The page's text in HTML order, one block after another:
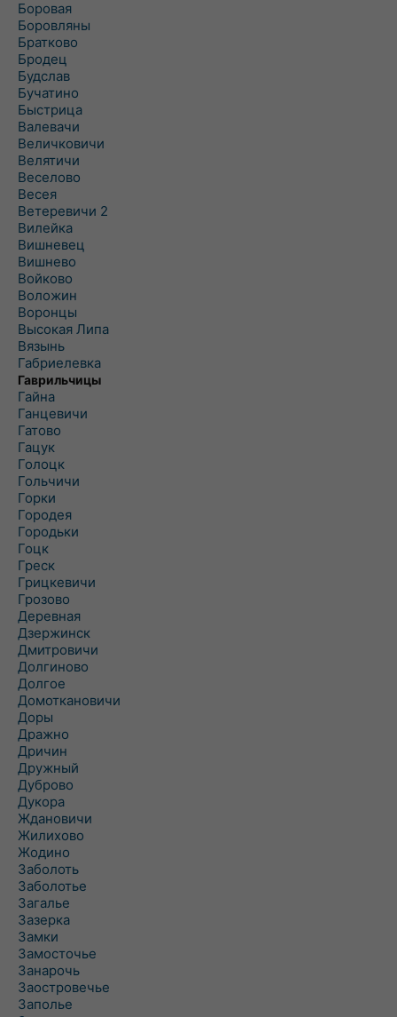
Боровая
Боровляны
Братково
Бродец
Будслав
Бучатино
Быстрица
Валевачи
Величковичи
Велятичи
Веселово
Весея
Ветеревичи 2
Вилейка
Вишневец
Вишнево
Войково
Воложин
Воронцы
Высокая Липа
Вязынь
Габриелевка
Гаврильчицы
Гайна
Ганцевичи
Гатово
Гацук
Голоцк
Гольчичи
Горки
Городея
Городьки
Гоцк
Греск
Грицкевичи
Грозово
Деревная
Дзержинск
Дмитровичи
Долгиново
Долгое
Домоткановичи
Доры
Дражно
Дричин
Дружный
Дуброво
Дукора
Ждановичи
Жилихово
Жодино
Заболоть
Заболотье
Загалье
Зазерка
Замки
Замосточье
Занарочь
Заостровечье
Заполье